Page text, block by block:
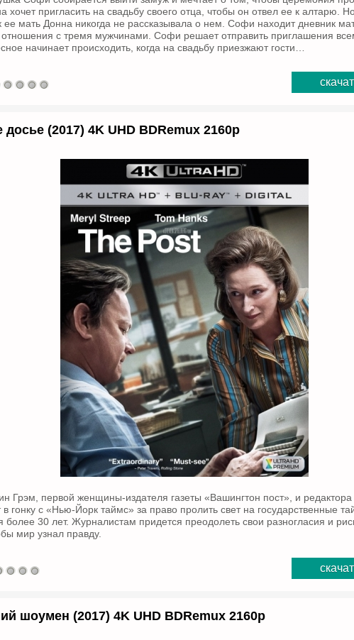
хочет пригласить на свадьбу своего отца, чтобы он отвел ее к алтарю.
ее мать Донна никогда не рассказывала о нем. Софи находит дневник
отношения с тремя мужчинами. Софи решает отправить приглашения
начинает происходить, когда на свадьбу приезжают гости…
досье (2017) 4K UHD BDRemux 2160p
Грэм, первой женщины-издателя газеты «Вашингтон пост», и
гонку с «Нью-Йорк таймс» за право пролить свет на государственные
более 30 лет. Журналистам придется преодолеть свои разногласия и
мир узнал правду.
шоумен (2017) 4K UHD BDRemux 2160p